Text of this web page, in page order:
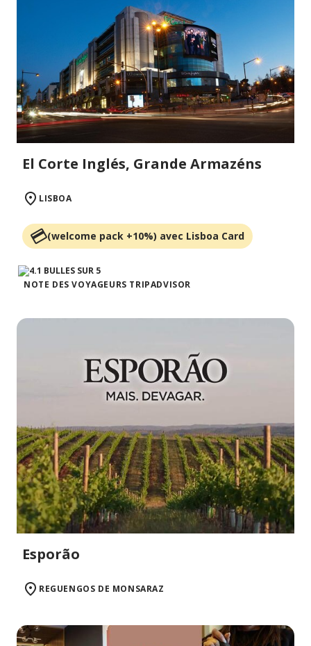
El Corte Inglés, Grande Armazéns
LISBOA
(welcome pack +10%) avec Lisboa Card
NOTE DES VOYAGEURS TRIPADVISOR
Esporão
REGUENGOS DE MONSARAZ